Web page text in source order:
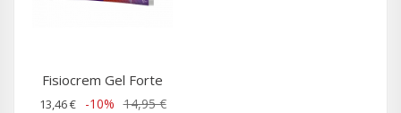
Fisiocrem Gel Forte
13,46 € -10% 14,95 €